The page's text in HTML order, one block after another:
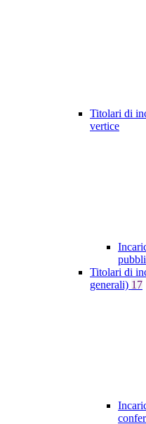
Titolari di
vertice
Titolari di
generali) 17